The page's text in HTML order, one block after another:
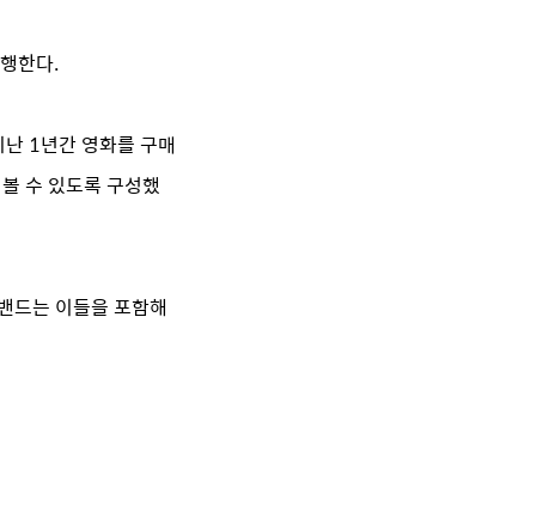
한다.
1년간 영화를 구매
수 있도록 구성했
드는 이들을 포함해